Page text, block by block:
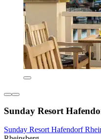
Sunday Resort
Sunday Resort Hafendorf